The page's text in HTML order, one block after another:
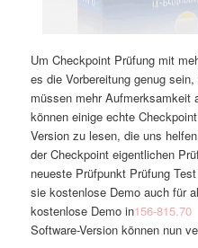
Um Checkpoint Prüfung mit
es die Vorbereitung genug
müssen mehr Aufmerksamkeit
können einige echte
Version zu lesen, die uns
der Checkpoint eigentlichen
neueste Prüfpunkt Prüfung
sie kostenlose Demo auch für
kostenlose Demo in156-815.70
Software-Version können nun